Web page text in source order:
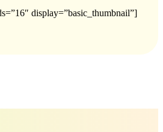
display=”basic_thumbnail”]